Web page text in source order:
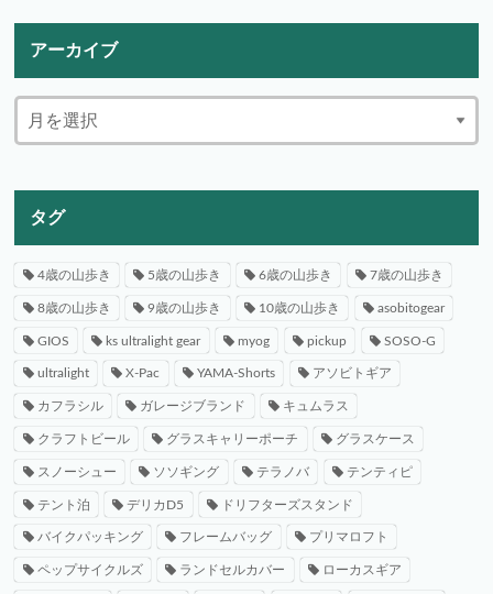
アーカイブ
タグ
4歳の山歩き 5歳の山歩き 6歳の山歩き 7歳の山歩き
8歳の山歩き 9歳の山歩き 10歳の山歩き asobitogear
GIOS ks ultralight gear myog pickup SOSO-G
ultralight X-Pac YAMA-Shorts アソビトギア
カフラシル ガレージブランド キュムラス
クラフトビール グラスキャリーポーチ グラスケース
スノーシュー ソソギング テラノバ テンティピ
テント泊 デリカD5 ドリフターズスタンド
バイクパッキング フレームバッグ プリマロフト
ペップサイクルズ ランドセルカバー ローカスギア